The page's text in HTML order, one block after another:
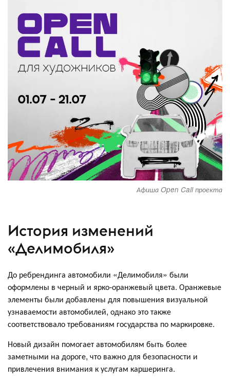
Афиша Open Call проекта
История изменений
«Делимобиля»
До ребрендинга автомобили «Делимобиля» были
оформлены в черный и ярко-оранжевый цвета. Оранжевые
элементы были добавлены для повышения визуальной
узнаваемости автомобилей, однако это также
соответствовало требованиям государства по маркировке.
Новый дизайн помогает автомобилям быть более
заметными на дороге, что важно для безопасности и
привлечения внимания к услугам каршеринга.